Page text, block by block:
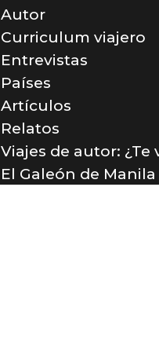
Autor
Curriculum viajero
Entrevistas
Países
Artículos
Relatos
Viajes de autor:
El Galeón de Manila